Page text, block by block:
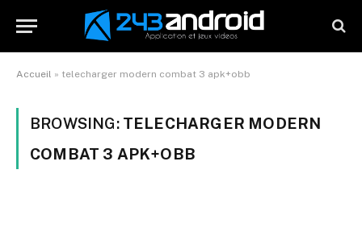
Accueil » telecharger modern combat 3 apk+obb
BROWSING: TELECHARGER MODERN
COMBAT 3 APK+OBB